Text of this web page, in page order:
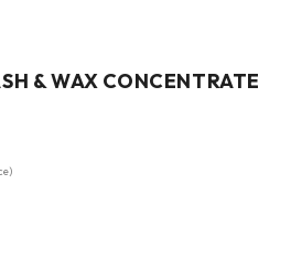
& WAX CONCENTRATE